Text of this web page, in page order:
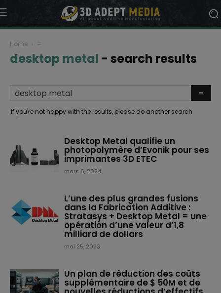
Home =
desktop metal - search results
If you're not happy with the results, please do another search
Desktop Metal qualifie un
photopolymère d’Evonik pour ses
imprimantes 3D ETEC
mars 6, 2024
L’une des plus grandes fusions
dans la Fabrication Additive :
Stratasys + Desktop Metal = une
opération d’une valeur d’1,8
milliard de dollars
mai 25, 2023
Un plan de réduction des coûts
supplémentaire de $ 50M et de